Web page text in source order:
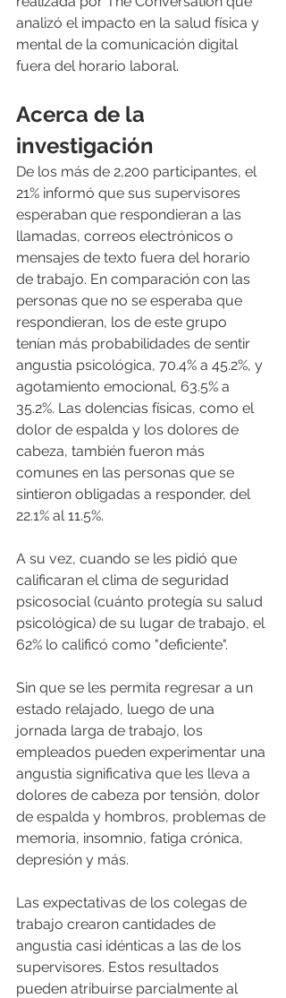
analizó el impacto en la salud física y
mental de la comunicación digital
fuera del horario laboral.
Acerca de la
investigación
De los más de 2,200 participantes, el
21% informó que sus supervisores
esperaban que respondieran a las
llamadas, correos electrónicos o
mensajes de texto fuera del horario
de trabajo. En comparación con las
personas que no se esperaba que
respondieran, los de este grupo
tenían más probabilidades de sentir
angustia psicológica, 70.4% a 45.2%, y
agotamiento emocional, 63.5% a
35.2%. Las dolencias físicas, como el
dolor de espalda y los dolores de
cabeza, también fueron más
comunes en las personas que se
sintieron obligadas a responder, del
22.1% al 11.5%.
A su vez, cuando se les pidió que
calificaran el clima de seguridad
psicosocial (cuánto protegía su salud
psicológica) de su lugar de trabajo, el
62% lo calificó como "deficiente".
Sin que se les permita regresar a un
estado relajado, luego de una
jornada larga de trabajo, los
empleados pueden experimentar una
angustia significativa que les lleva a
dolores de cabeza por tensión, dolor
de espalda y hombros, problemas de
memoria, insomnio, fatiga crónica,
depresión y más.
Las expectativas de los colegas de
trabajo crearon cantidades de
angustia casi idénticas a las de los
supervisores. Estos resultados
pueden atribuirse parcialmente al